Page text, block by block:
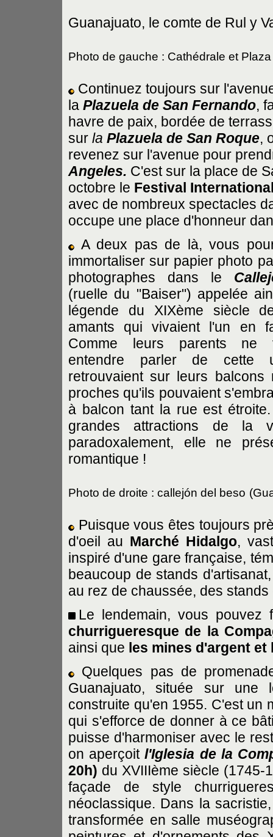
Guanajuato, le comte de Rul y
Photo de gauche : Cathédrale et
Continuez toujours sur
la Plazuela de San Fernando,
havre de paix, bordée de
sur la Plazuela de San Roque,
revenez sur l'avenue pour
Angeles. C'est sur la place de
octobre le Festival
avec de nombreux spectacles
occupe une place d'honneur
A deux pas de là, vous
immortaliser sur papier photo
photographes dans le
(ruelle du "Baiser") appelée
légende du XIXème siècle
amants qui vivaient l'un en
Comme leurs parents ne
entendre parler de cette
retrouvaient sur leurs balcons
proches qu'ils pouvaient
à balcon tant la rue est
grandes attractions de la
paradoxalement, elle ne
romantique !
Photo de droite : callejón del beso
Puisque vous êtes toujours
d'oeil au Marché Hidalgo,
inspiré d'une gare française,
beaucoup de stands
au rez de chaussée, des
Le lendemain, vous
churrigueresque de la
ainsi que les mines d'argent et
Quelques pas de
Guanajuato, située sur une
construite qu'en 1955. C'est un
qui s'efforce de donner à ce
puisse d'harmoniser avec le
on aperçoitl'Iglesia de la
20h) du XVIIIème siècle
façade de style
néoclassique. Dans la
transformée en salle